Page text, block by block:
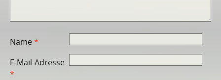
Name*
E-Mail-Adresse
*